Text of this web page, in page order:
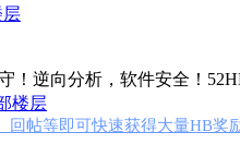
层
！逆向分析，软件安全！
楼层
帖等即可快速获得大量HB奖